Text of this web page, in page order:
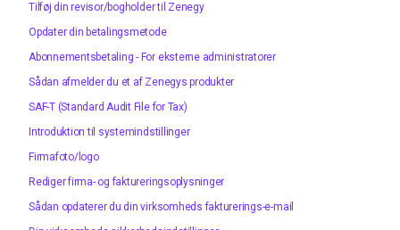
Tilføj din revisor/bogholder til Zenegy
Opdater din betalingsmetode
Abonnementsbetaling - For eksterne administratorer
Sådan afmelder du et af Zenegys produkter
SAF-T (Standard Audit File for Tax)
Introduktion til systemindstillinger
Firmafoto/logo
Rediger firma- og faktureringsoplysninger
Sådan opdaterer du din virksomheds fakturerings-e-mail